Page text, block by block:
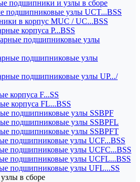
подшипники и узлы в сборе
подшипниковые узлы UCT...BSS
в корпус MUC / UC...BSS
корпуса P...BSS
подшипниковые узлы
подшипниковые узлы
подшипниковые узлы UP.../
корпуса F...SS
корпуса FL...BSS
подшипниковые узлы SSBPF
подшипниковые узлы SSBPFL
подшипниковые узлы SSBPFT
подшипниковые узлы UCF...BSS
подшипниковые узлы UCFC...BSS
подшипниковые узлы UCFL...BSS
подшипниковые узлы UFL...SS
в сборе